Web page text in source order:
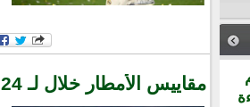
مقاييس الأمطار خلال لـ 24 ساعة الماضية في موريتانيا